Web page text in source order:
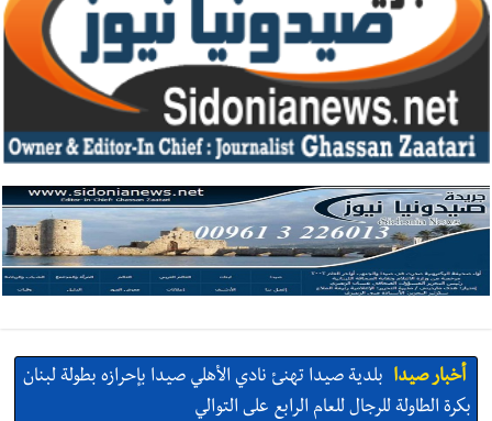
أخبار صيدا بلدية صيدا تهنئ نادي الأهلي صيدا بإحرازه بطولة لبنان
بكرة الطاولة للرجال للعام الرابع على التوالي